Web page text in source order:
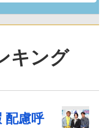
キング
配慮呼